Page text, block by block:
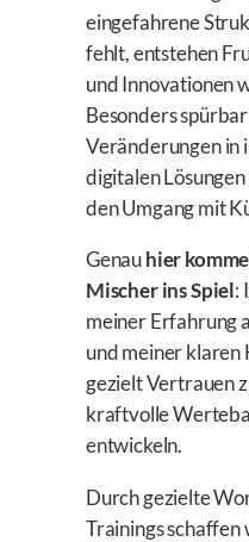
eingefahrene
fehlt, entstehen
und Innovationen
Besonders
Veränderungen in
digitalen
den Umgang mit
Genauhier
Mischer ins Spiel:
meiner Erfahrung
und meiner klaren
gezielt Vertrauen
kraftvolle
entwickeln.
Durch gezielte
Trainings schaffen